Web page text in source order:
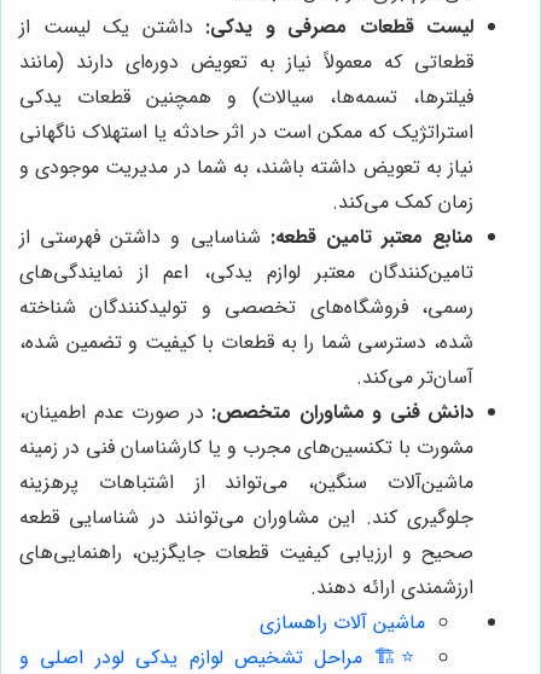
لیست قطعات مصرفی و یدکی: داشتن یک لیست از
قطعاتی که معمولاً نیاز به تعویض دوره‌ای دارند (مانند
فیلترها، تسمه‌ها، سیالات) و همچنین قطعات یدکی
استراتژیک که ممکن است در اثر حادثه یا استهلاک ناگهانی
نیاز به تعویض داشته باشند، به شما در مدیریت موجودی و
زمان کمک می‌کند.
منابع معتبر تامین قطعه: شناسایی و داشتن فهرستی از
تامین‌کنندگان معتبر لوازم یدکی، اعم از نمایندگی‌های
رسمی، فروشگاه‌های تخصصی و تولیدکنندگان شناخته
شده، دسترسی شما را به قطعات با کیفیت و تضمین شده،
آسان‌تر می‌کند.
دانش فنی و مشاوران متخصص: در صورت عدم اطمینان،
مشورت با تکنسین‌های مجرب و یا کارشناسان فنی در زمینه
ماشین‌آلات سنگین، می‌تواند از اشتباهات پرهزینه
جلوگیری کند. این مشاوران می‌توانند در شناسایی قطعه
صحیح و ارزیابی کیفیت قطعات جایگزین، راهنمایی‌های
ارزشمندی ارائه دهند.
ماشین آلات راهسازی
⭐️🏗️ مراحل تشخیص لوازم یدکی لودر اصلی و